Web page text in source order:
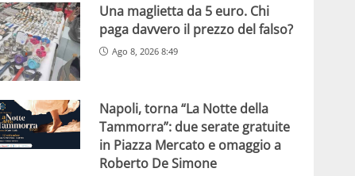
Una maglietta da 5 euro. Chi
paga davvero il prezzo del falso?
Ago 8, 2026 8:49
Napoli, torna “La Notte della
Tammorra”: due serate gratuite
in Piazza Mercato e omaggio a
Roberto De Simone